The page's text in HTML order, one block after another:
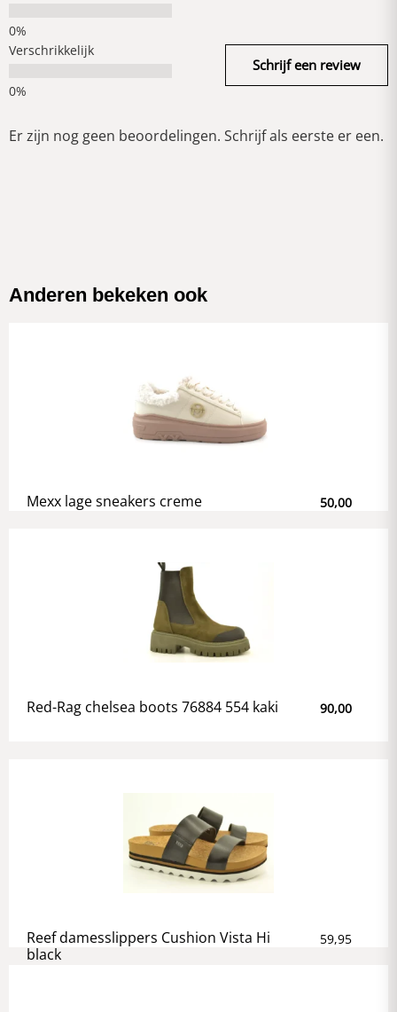
Verschrikkelijk
Schrijf een review
Er zijn nog geen beoordelingen. Schrijf als eerste er een.
Anderen bekeken ook
Mexx lage sneakers creme 50,00
Red-Rag chelsea boots 76884 554 kaki 90,00
Reef damesslippers Cushion Vista Hi
black
59,95